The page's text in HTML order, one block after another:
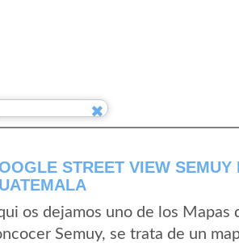
STREET VIEW SEMUY
os dejamos uno de los Mapas
Semuy, se trata de un